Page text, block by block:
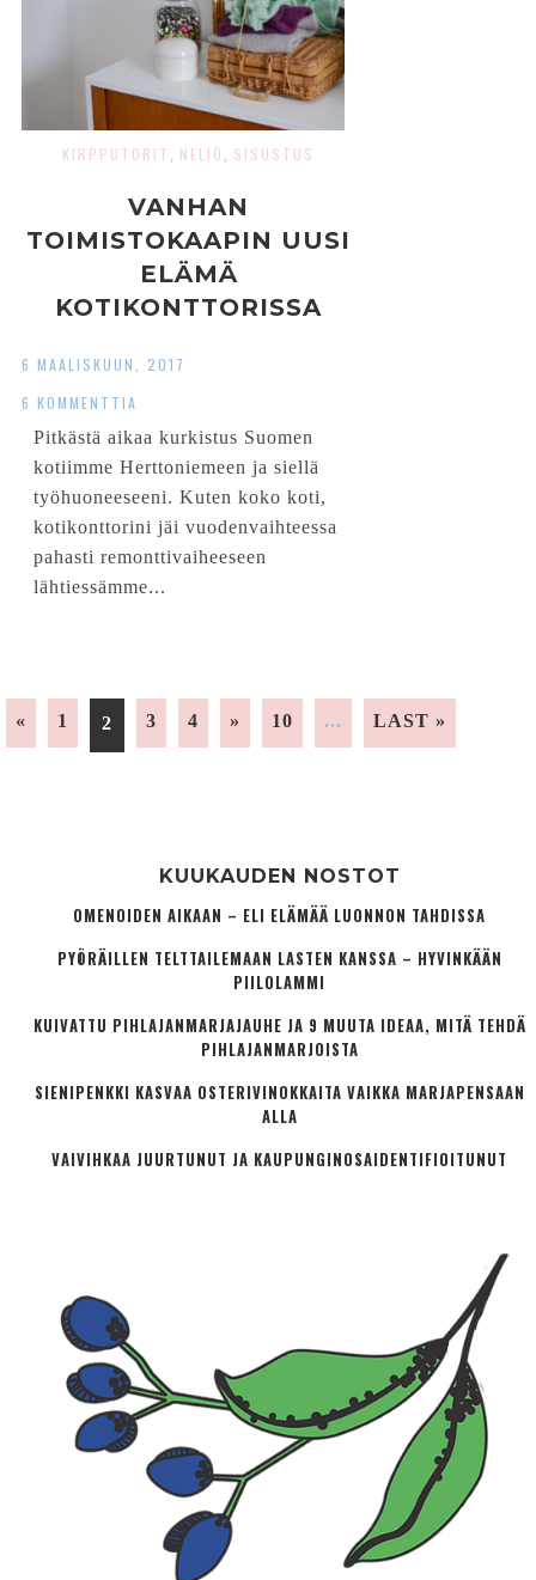
KIRPPUTORIT NELIÖ SISUSTUS
VANHAN
TOIMISTOKAAPIN UUSI
ELÄMÄ
KOTIKONTTORISSA
6 MAALISKUUN, 2017
6 KOMMENTTIA
Pitkästä aikaa kurkistus Suomen
kotiimme Herttoniemeen ja siellä
työhuoneeseeni. Kuten koko koti,
kotikonttorini jäi vuodenvaihteessa
pahasti remonttivaiheeseen
lähtiessämme...
« 1 2 3 4 » 10 ... LAST »
KUUKAUDEN NOSTOT
OMENOIDEN AIKAAN – ELI ELÄMÄÄ LUONNON TAHDISSA
PYÖRÄILLEN TELTTAILEMAAN LASTEN KANSSA – HYVINKÄÄN
PIILOLAMMI
KUIVATTU PIHLAJANMARJAJAUHE JA 9 MUUTA IDEAA, MITÄ TEHDÄ
PIHLAJANMARJOISTA
SIENIPENKKI KASVAA OSTERIVINOKKAITA VAIKKA MARJAPENSAAN
ALLA
VAIVIHKAA JUURTUNUT JA KAUPUNGINOSA­IDENTIFIOITUNUT